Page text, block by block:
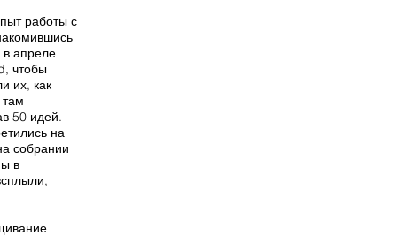
работы с
в апреле
чтобы
их, как
50 идей.
на
собрании
в